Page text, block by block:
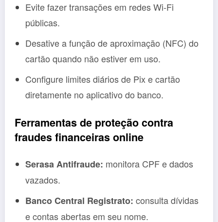
Evite fazer transações em redes Wi-Fi
públicas.
Desative a função de aproximação (NFC) do
cartão quando não estiver em uso.
Configure limites diários de Pix e cartão
diretamente no aplicativo do banco.
Ferramentas de proteção contra
fraudes financeiras online
Serasa Antifraude: monitora CPF e dados
vazados.
Banco Central Registrato: consulta dívidas
e contas abertas em seu nome.